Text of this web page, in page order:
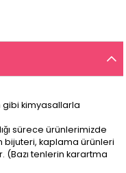
gibi kimyasallarla
sürece ürünlerimizde
bijuteri, kaplama ürünleri
(Bazı tenlerin karartma